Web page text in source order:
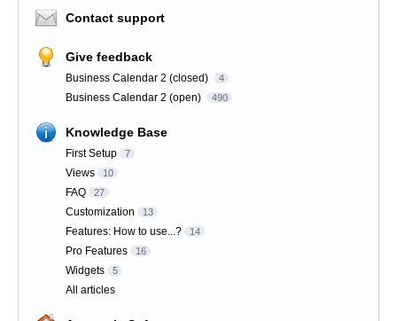
Contact support
Give feedback
Business Calendar 2 (closed) 4
Business Calendar 2 (open) 490
Knowledge Base
First Setup 7
Views 10
FAQ 27
Customization 13
Features: How to use...? 14
Pro Features 16
Widgets 5
All articles